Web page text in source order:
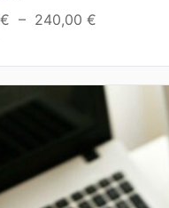
€ – 240,00 €